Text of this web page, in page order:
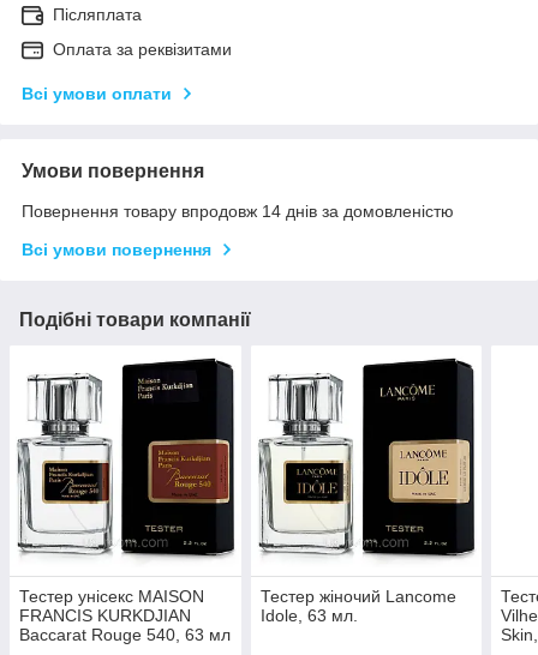
Післяплата
Оплата за реквізитами
Всі умови оплати
Умови повернення
Повернення товару впродовж 14 днів за домовленістю
Всі умови повернення
Подібні товари компанії
Тестер унісекс MAISON
FRANCIS KURKDJIAN
Baccarat Rouge 540, 63 мл
Тестер жіночий Lancome
Idole, 63 мл.